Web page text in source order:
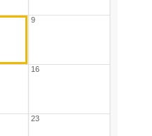
9
16
23